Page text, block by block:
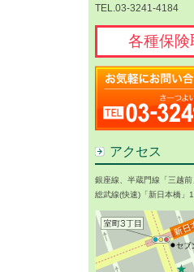
TEL.03-3241-4184
各種保険
アクセス
銀座線、半蔵門線「三越
総武線(快速)「新日本橋」